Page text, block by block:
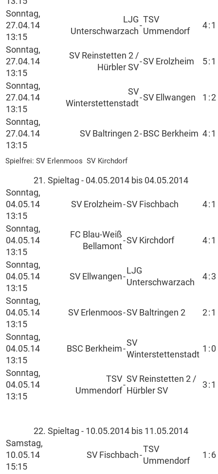
Sonntag,
27.04.14
13:15
LJG
Unterschwarzach
-
TSV
Ummendorf
4: 1
Sonntag,
27.04.14
13:15
SV Reinstetten 2 /
Hürbler SV
-SV Erolzheim 5: 1
Sonntag,
27.04.14
13:15
SV
Winterstettenstadt
-SV Ellwangen 1 :2
Sonntag,
27.04.14
13:15
SV Baltringen 2- BSC Berkheim 4: 1
Spielfrei: SV Erlenmoos SV Kirchdorf
21. Spieltag - 04.05.2014 bis 04.05.2014
Sonntag,
04.05.14
13:15
SV Erolzheim-SV Fischbach 4: 1
Sonntag,
04.05.14
13:15
FC Blau-Weiß
Bellamont
-SV Kirchdorf 4: 1
Sonntag,
04.05.14
13:15
SV Ellwangen-
LJG
Unterschwarzach
4: 3
Sonntag,
04.05.14
13:15
SV Erlenmoos-SV Baltringen 2 2: 1
Sonntag,
04.05.14
13:15
BSC Berkheim-
SV
Winterstettenstadt
1 : 0
Sonntag,
04.05.14
13:15
TSV
Ummendorf
-
SV Reinstetten 2 /
Hürbler SV
3 : 1
22. Spieltag - 10.05.2014 bis 11.05.2014
Samstag,
10.05.14
15:15
SV Fischbach-
TSV
Ummendorf
1 : 6